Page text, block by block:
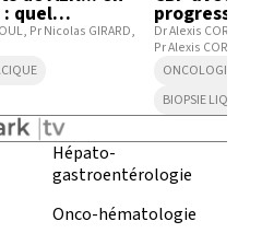
quel
? Pr Nicolas GIRARD
nouvelle
Dr Alexis CORTOT
Pr Alexis CORTOT
ONCOLOGIE
BIOPSIE LIQUIDE
Hépato-
gastroentérologie
Onco-hématologie